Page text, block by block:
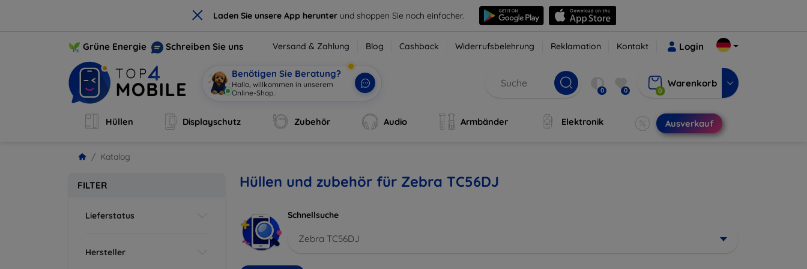
× Laden Sie unsere App herunter und shoppen Sie noch einfacher.
Grüne Energie Schreiben Sie uns Versand & Zahlung Blog Cashback Widerrufsbelehrung Reklamation Kontakt Login
Benötigen Sie Beratung?
Hallo, willkommen in unserem
Online-Shop.
0 0 0
Warenkorb
Hüllen Displayschutz Zubehör Audio Armbänder Elektronik Ausverkauf
Katalog
FILTER
Lieferstatus
Hersteller
Hüllen und zubehör für Zebra TC56DJ
Schnellsuche
Zebra TC56DJ